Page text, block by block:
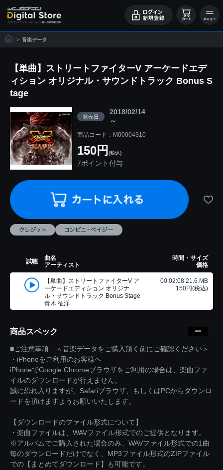
> 音楽データ
【単曲】ストリートファイターV アーケードエデ
ィション オリジナル・サウンドトラック Bonus S
tage
発売日
2018/02/14
～
商品コード：M00004310
150円 (税込)
7ポイント付与
試聴
曲名
アーティスト
時間・サイズ
価格
【単曲】ストリートファイターV ア
ーケードエディション オリジナ
ル・サウンドトラック Bonus Stage
青木 征洋
00:02:08 21.6 MB
150円(税込)
商品スペック
■ご注意事項 ＜音楽データをご購入頂く前にご確認ください＞
・iPhoneをご利用のお客様へ
iPhoneでGoogle Chromeブラウザをご利用の場合は、楽曲ファ
イルのダウンロードが行えません。
誠に恐れ入りますが、Safariブラウザ、もしくはPCからダウンロ
ードを頂けますようお願いいたします。
【ダウンロードのファイル形式について】
・楽曲ファイルは、WAVファイル形式でのご提供となります。
※アルバムでご購入された場合のみ、WAVファイル形式での1曲
毎のダウンロードだけでなく、MP3ファイル形式のZIPファイル
での【まとめてダウンロード】も可能です。